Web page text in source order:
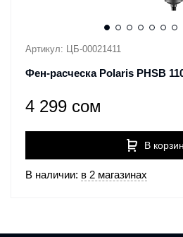
Артикул: ЦБ-00021411
Фен-расческа Polaris PHSB
4 299 сом
В
В наличии: в 2 магазинах